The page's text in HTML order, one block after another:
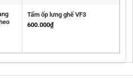
Tấm ốp lưng ghế VF3
600.000₫